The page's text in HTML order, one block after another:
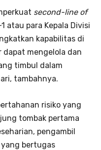
second-lineof
atau para Kepala Divisi
kapabilitas di
dapat mengelola dan
timbul dalam
tambahnya.
risiko yang
tombak pertama
pengambil
yang bertugas